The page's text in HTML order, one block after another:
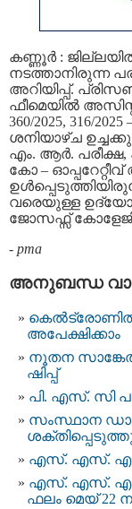
കണ്ണൂർ :
നടത്താനിരുന്ന
അറിയിപ്പ്.
ഫീമെയിൽ
360/2025, 316/
ശനിയാഴ്ച
എം. ആർ. പരീക്ഷ,
കോ –
വരെയുള്ള
ജോസഫ്സ്
- pma
അനുബന്ധ
അപേക്ഷിക്കാം
നൂതന
ഷിപ്പ്
പി. എസ്. സി
സംസ്ഥാന
എസ്. എസ്. എൽ.
എസ്. എസ്. എല്‍.
ഫലം മെയ് 22